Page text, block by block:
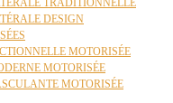
TRADITIONNELLE
DESIGN
MOTORISÉE
MOTORISÉE
MOTORISÉE